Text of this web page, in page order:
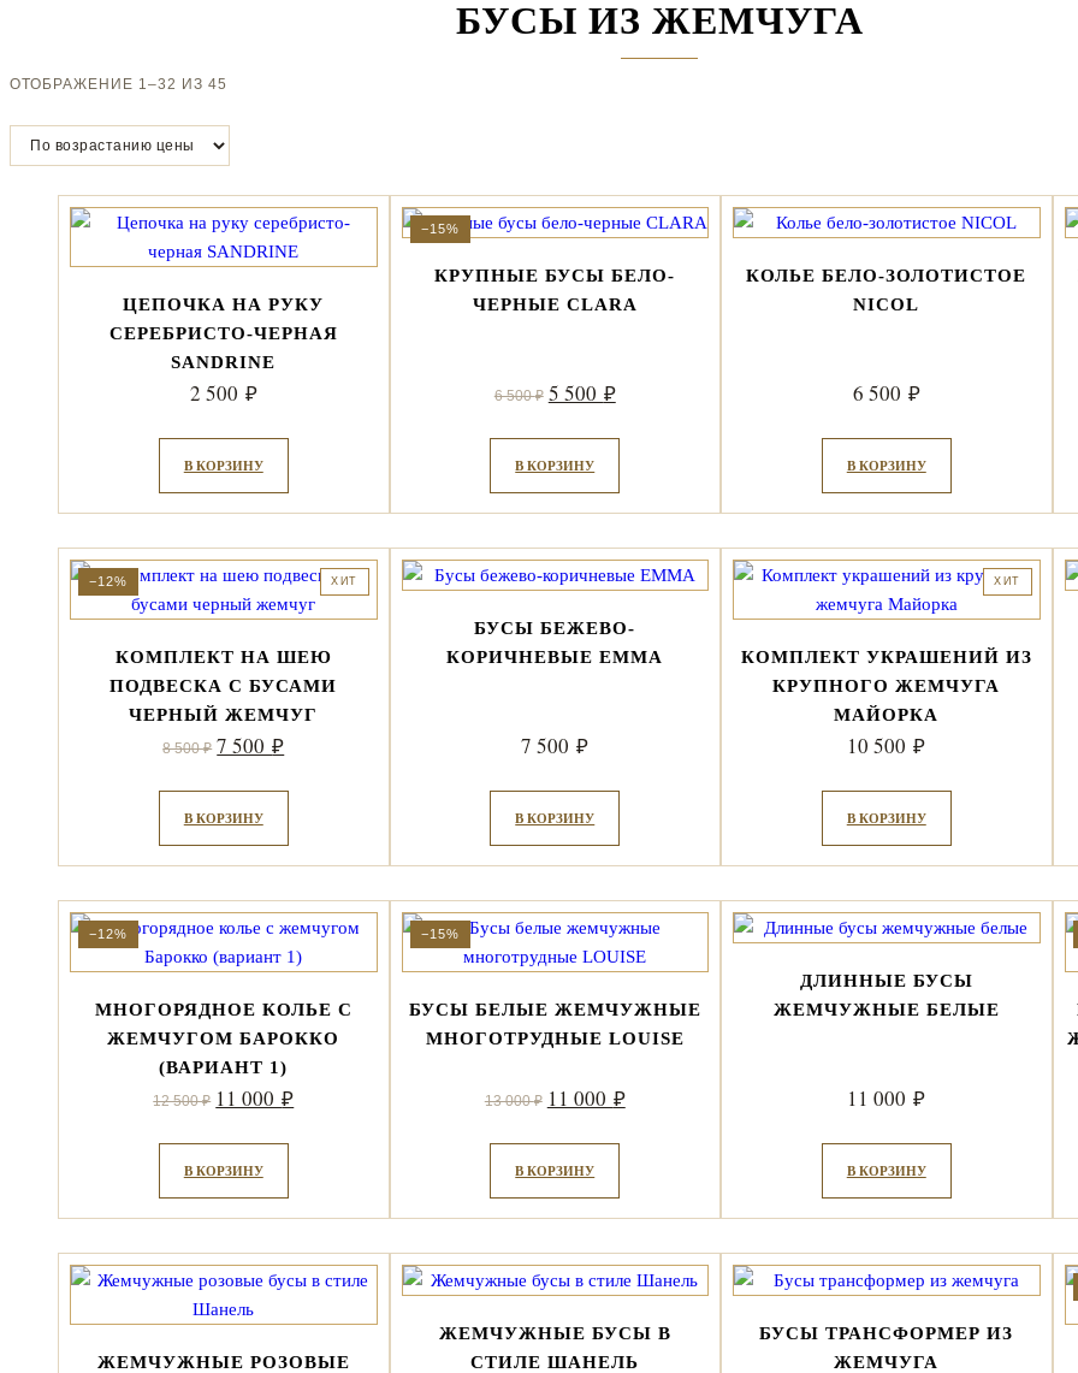
БУСЫ ИЗ ЖЕМЧУГА
ОТОБРАЖЕНИЕ 1–32 ИЗ 45
ВОЗРАСТАНИЮ
ЦЕПОЧКА НА РУКУ
СЕРЕБРИСТО-ЧЕРНАЯ
SANDRINE
2 500 ₽
В КОРЗИНУ
−15%
КРУПНЫЕ БУСЫ БЕЛО-
ЧЕРНЫЕ CLARA
6 500₽ Первоначальная
составляла
6
5 500 ₽Текущая
500 ₽.
В КОРЗИНУ
КОЛЬЕ БЕЛО-ЗОЛОТИСТОЕ
NICOL
6 500 ₽
В КОРЗИНУ
−12% ХИТ
КОМПЛЕКТ НА ШЕЮ
ПОДВЕСКА С БУСАМИ
ЧЕРНЫЙ ЖЕМЧУГ
8 500₽ Первоначальная
составляла
8
7 500₽Текущая
500 ₽.
В КОРЗИНУ
БУСЫ БЕЖЕВО-
КОРИЧНЕВЫЕ EMMA
7 500₽
В КОРЗИНУ
ХИТ
КОМПЛЕКТ УКРАШЕНИЙ ИЗ
КРУПНОГО ЖЕМЧУГА
МАЙОРКА
10 500₽
В КОРЗИНУ
−12%
МНОГОРЯДНОЕ КОЛЬЕ С
ЖЕМЧУГОМ БАРОККО
(ВАРИАНТ 1)
12 500₽ Первоначальная
составляла
12
11 000₽Текущая
В КОРЗИНУ
−15%
БУСЫ БЕЛЫЕ ЖЕМЧУЖНЫЕ
МНОГОТРУДНЫЕ LOUISE
13 000₽ Первоначальная
составляла
13
11 000 ₽Текущая
В КОРЗИНУ
ДЛИННЫЕ БУСЫ
ЖЕМЧУЖНЫЕ БЕЛЫЕ
11 000₽
В КОРЗИНУ
ЖЕМЧУЖНЫЕ РОЗОВЫЕ
ЖЕМЧУЖНЫЕ БУСЫ В
СТИЛЕ ШАНЕЛЬ
БУСЫ ТРАНСФОРМЕР ИЗ
ЖЕМЧУГА